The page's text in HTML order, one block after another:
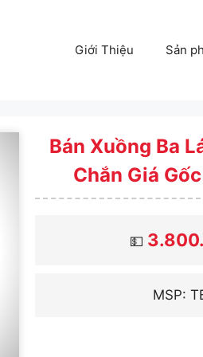
Giới Thiệu Sản
Bán Xuồng Ba
Chắn Giá
💵
MSP: